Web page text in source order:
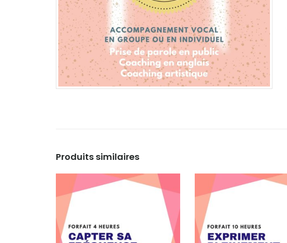
Produits similaires